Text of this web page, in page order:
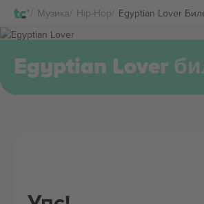
Музика Hip-Hop Egyptian Lover
Egyptian Lover